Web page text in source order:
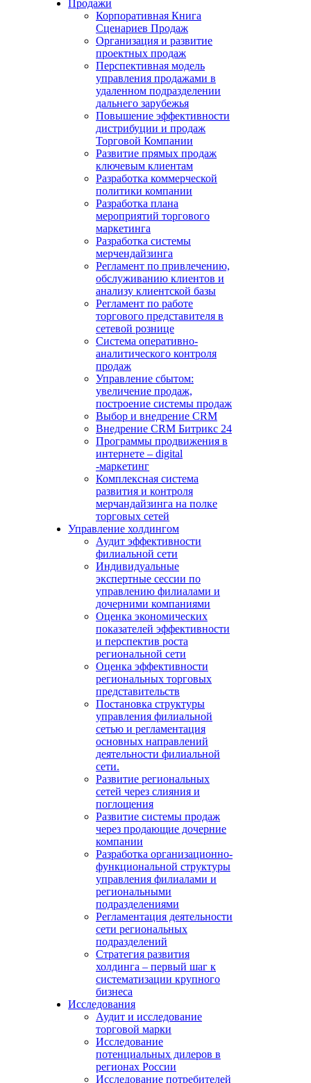
Продажи
Корпоративная Книга
Сценариев Продаж
Организация и развитие
проектных продаж
Перспективная модель
управления продажами в
удаленном подразделении
дальнего зарубежья
Повышение эффективности
дистрибуции и продаж
Торговой Компании
Развитие прямых продаж
ключевым клиентам
Разработка коммерческой
политики компании
Разработка плана
мероприятий торгового
маркетинга
Разработка системы
мерчендайзинга
Регламент по привлечению,
обслуживанию клиентов и
анализу клиентской базы
Регламент по работе
торгового представителя в
сетевой рознице
Система оперативно-
аналитического контроля
продаж
Управление сбытом:
увеличение продаж,
построение системы продаж
Выбор и внедрение CRM
Внедрение CRM Битрикс 24
Программы продвижения в
интернете – digital
-маркетинг
Комплексная система
развития и контроля
мерчандайзинга на полке
торговых сетей
Управление холдингом
Аудит эффективности
филиальной сети
Индивидуальные
экспертные сессии по
управлению филиалами и
дочерними компаниями
Оценка экономических
показателей эффективности
и перспектив роста
региональной сети
Оценка эффективности
региональных торговых
представительств
Постановка структуры
управления филиальной
сетью и регламентация
основных направлений
деятельности филиальной
сети.
Развитие региональных
сетей через слияния и
поглощения
Развитие системы продаж
через продающие дочерние
компании
Разработка организационно-
функциональной структуры
управления филиалами и
региональными
подразделениями
Регламентация деятельности
сети региональных
подразделений
Стратегия развития
холдинга – первый шаг к
систематизации крупного
бизнеса
Исследования
Аудит и исследование
торговой марки
Исследование
потенциальных дилеров в
регионах России
Исследование потребителей